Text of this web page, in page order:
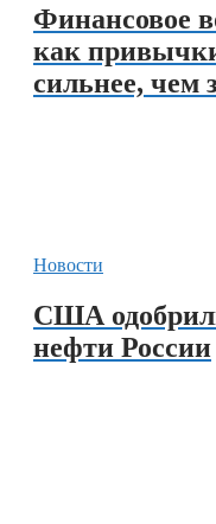
Финансовое
как
сильнее, чем
Новости
США
нефти России